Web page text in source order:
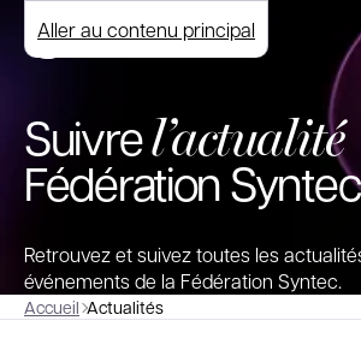
Aller au contenu principal
Suivrel’actualité
Fédération Syntec
Retrouvez et suivez toutes les
événements de la Fédération Syntec.
Accueil Actualités